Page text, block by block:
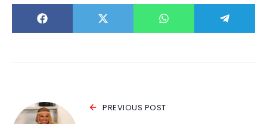
PREVIOUS POST